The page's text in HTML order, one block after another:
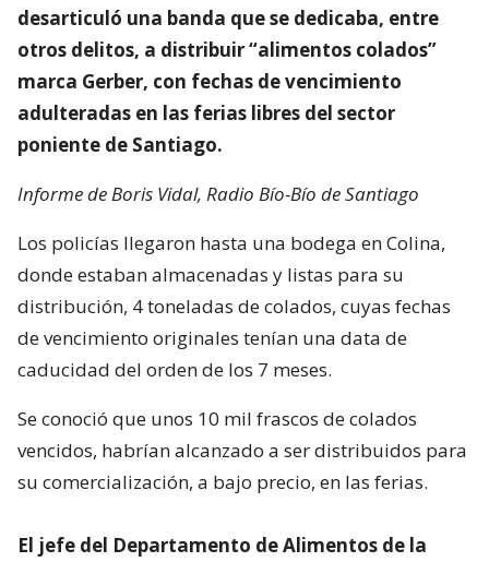
desarticuló una banda que se dedicaba, entre
otros delitos, a distribuir “alimentos colados”
marca Gerber, con fechas de vencimiento
adulteradas en las ferias libres del sector
poniente de Santiago.
Informe de Boris Vidal, Radio Bío-Bío de Santiago
Los policías llegaron hasta una bodega en Colina,
donde estaban almacenadas y listas para su
distribución, 4 toneladas de colados, cuyas fechas
de vencimiento originales tenían una data de
caducidad del orden de los 7 meses.
Se conoció que unos 10 mil frascos de colados
vencidos, habrían alcanzado a ser distribuidos para
su comercialización, a bajo precio, en las ferias.
El jefe del Departamento de Alimentos de la